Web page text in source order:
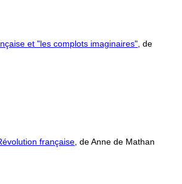
et "les complots imaginaires" , de
française , de Anne de Mathan